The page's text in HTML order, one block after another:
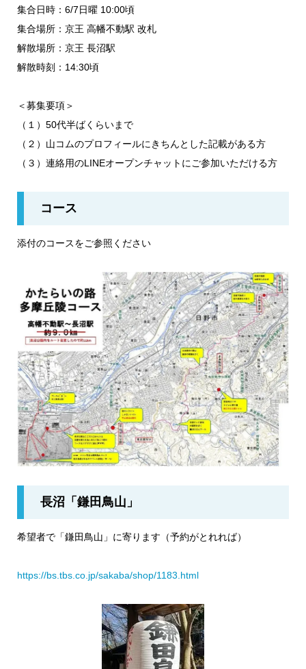
集合日時：6/7日曜 10:00頃
集合場所：京王 高幡不動駅 改札
解散場所：京王 長沼駅
解散時刻：14:30頃
＜募集要項＞
（１）50代半ばくらいまで
（２）山コムのプロフィールにきちんとした記載がある方
（３）連絡用のLINEオープンチャットにご参加いただける方
コース
添付のコースをご参照ください
長沼「鎌田鳥山」
希望者で「鎌田鳥山」に寄ります（予約がとれれば）
https://bs.tbs.co.jp/sakaba/shop/1183.html